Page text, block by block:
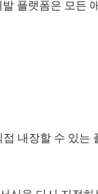
플랫폼은 모든
내장할 수 있는